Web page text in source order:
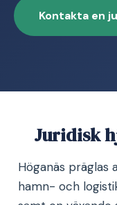
Kontakta en
Juridisk
Höganäs präglas
hamn- och